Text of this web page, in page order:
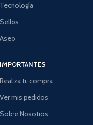
Tecnología
Sellos
Aseo
IMPORTANTES
Realiza tu compra
Ver mis pedidos
Sobre Nosotros